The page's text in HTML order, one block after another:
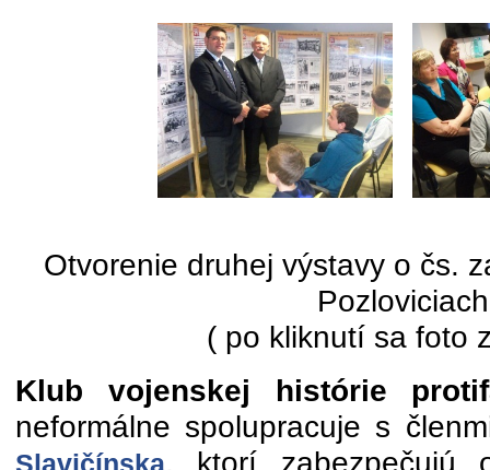
Otvorenie druhej výstavy o čs.
Pozloviciach
( po kliknutí sa foto
Klub vojenskej histórie
neformálne spolupracuje s
Slavičínska, ktorí zabezpečujú